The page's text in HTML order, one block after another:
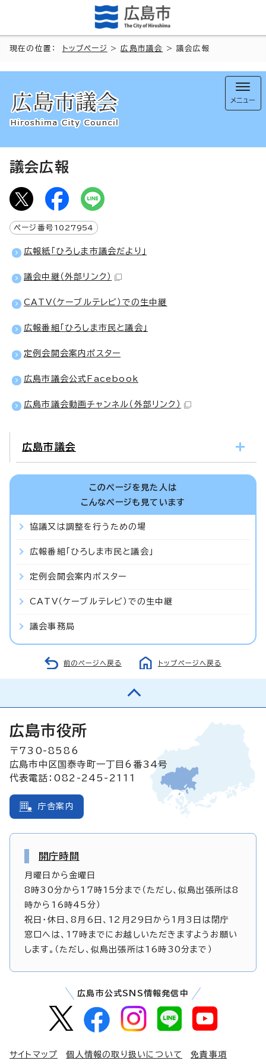
現在の位置： トップページ >広島市議会 > 議会広報
メニュー
議会広報
ページ番号 1027954
広報紙「ひろしま市議会だより」
議会中継 （外部リンク）
CATV（ケーブルテレビ）での生中継
広報番組「ひろしま市民と議会」
定例会開会案内ポスター
広島市議会公式Facebook
広島市議会動画チャンネル （外部リンク）
広島市議会
このページを見た人は
こんなページも見ています
協議又は調整を行うための場
広報番組「ひろしま市民と議会」
定例会開会案内ポスター
CATV（ケーブルテレビ）での生中継
議会事務局
前のページへ戻る トップページへ戻る
広島市役所
〒730-8586
広島市中区国泰寺町一丁目6番34号
代表電話：082-245-2111
庁舎案内
開庁時間
月曜日から金曜日
8時30分から17時15分まで（ただし、似島出張所は8
時から16時45分）
祝日・休日、8月6日、12月29日から1月3日は閉庁
窓口へは、17時までにお越しいただきますようお願い
します。（ただし、似島出張所は16時30分まで）
広島市公式SNS情報発信中
サイトマップ 個人情報の取り扱いについて 免責事項